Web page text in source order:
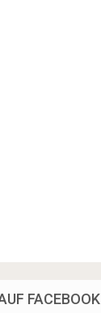
FACEBOOK